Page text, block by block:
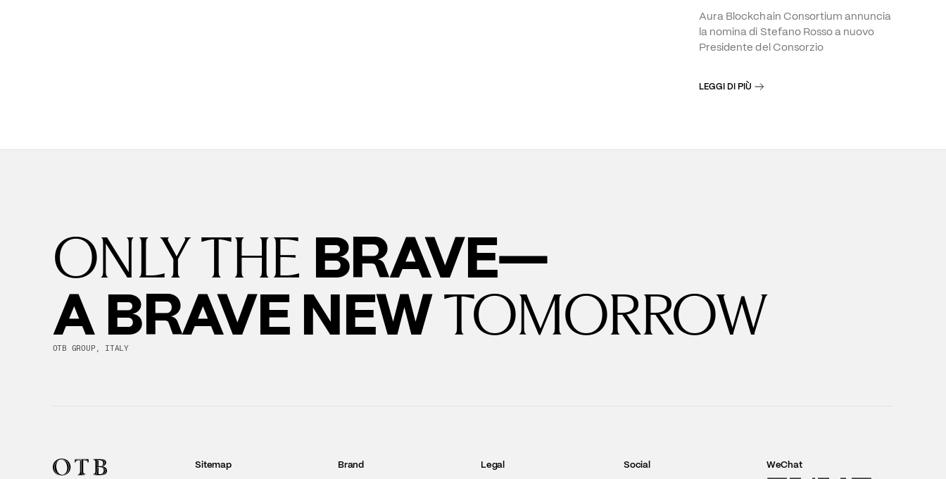
Aura Blockchain Consortium annuncia
la nomina di Stefano Rosso a nuovo
Presidente del Consorzio
LEGGI DI PIÙ
ONLY THE BRAVE—
A BRAVE NEWTOMORROW
OTB GROUP, ITALY
Sitemap Brand Legal Social WeChat